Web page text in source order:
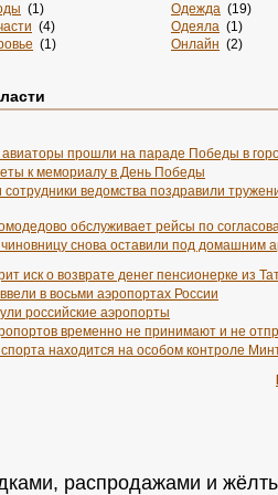
(1)
(4)
(1)
(1)
(2880)
Магазины(33)
(2)
(50)
(1)
(1)
(2855)
(3)
(2)
(2)
(1)
(1)
(2)
Одежда (19)
Одеяла (1)
Онлайн (2)
Охрана(2)
По Заявке(9)
Поиск
Пол(1)
Посуточно(1)
Потолки(1)
Пошив(1)
Предприятия
Президент
Продвижение
Продукты(5)
(2)
Ремонт (9)
авиаторы прошли на параде Победы в
к мемориалу в День Победы
сотрудники ведомства поздравили
обслуживает рейсы по
снова оставили под домашним
иск о возврате денег пенсионерке из
в восьми аэропортах России
российские аэропорты
временно не принимают и не
находится на особом контроле
распродажами и